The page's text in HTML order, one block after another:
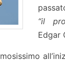
“il
Edgar